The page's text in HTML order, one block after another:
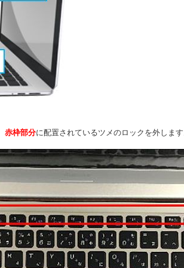
赤枠部分に配置されているツメのロックを外します